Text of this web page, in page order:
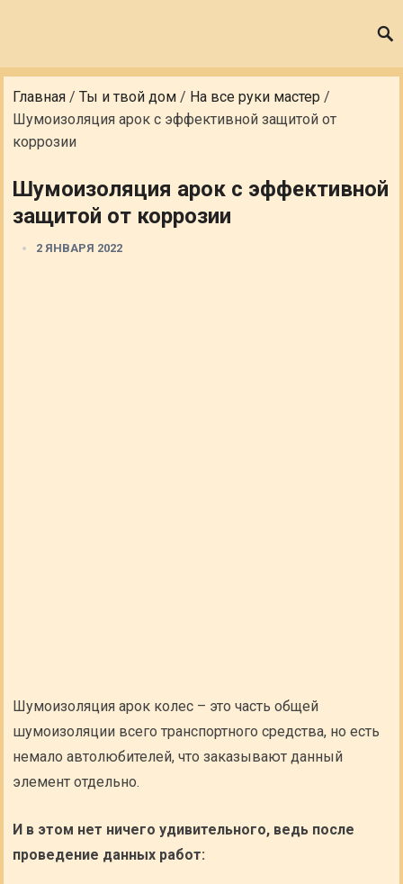
Главная /Ты и твой дом / На все руки мастер /
Шумоизоляция арок с эффективной защитой от
коррозии
Шумоизоляция арок с эффективной
защитой от коррозии
2 ЯНВАРЯ 2022
Шумоизоляция арок колес – это часть общей
шумоизоляции всего транспортного средства, но есть
немало автолюбителей, что заказывают данный
элемент отдельно.
И в этом нет ничего удивительного, ведь после
проведение данных работ: